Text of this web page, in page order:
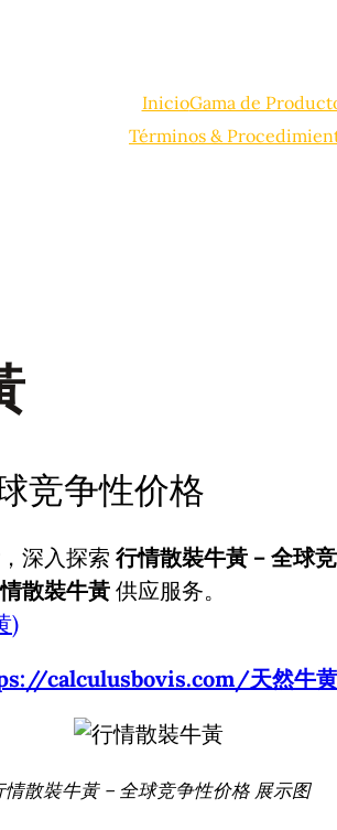
InicioGama de
Términos &
竞争性价格
，深入探索 行情散裝牛黃 – 全球
散裝牛黃 供应服务。
)
calculusbovis.com/天然牛
情散裝牛黃 – 全球竞争性价格 展示图